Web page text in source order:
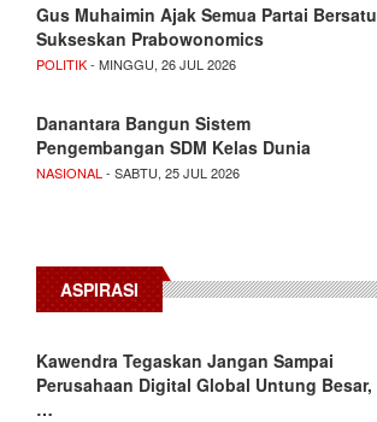
Gus Muhaimin Ajak Semua Partai Bersatu
Sukseskan Prabowonomics
POLITIK- MINGGU, 26 JUL 2026
Danantara Bangun Sistem
Pengembangan SDM Kelas Dunia
NASIONAL - SABTU, 25 JUL 2026
ASPIRASI
Kawendra Tegaskan Jangan Sampai
Perusahaan Digital Global Untung Besar,
…